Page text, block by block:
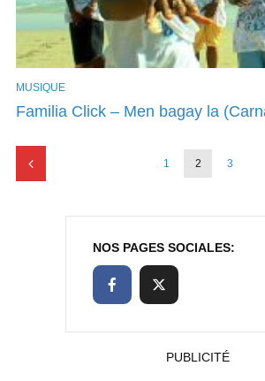
MUSIQUE
Familia Click – Men bagay la
1 2 3
NOS PAGES SOCIALES:
PUBLICITÉ